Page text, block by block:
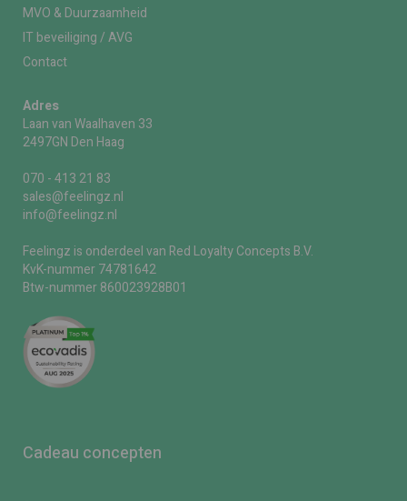
MVO & Duurzaamheid
IT beveiliging / AVG
Contact
Adres
Laan van Waalhaven 33
2497GN Den Haag
070 - 413 21 83
sales@feelingz.nl
info@feelingz.nl
Feelingz is onderdeel van Red Loyalty Concepts B.V.
KvK-nummer 74781642
Btw-nummer 860023928B01
Cadeau concepten